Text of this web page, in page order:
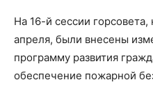
На 16-й сессии
апреля, были внесены
программу развития
обеспечение пожарной